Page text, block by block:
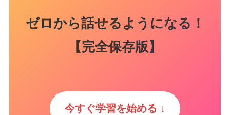
ゼロから話せるようになる！
【完全保存版】
今すぐ学習を始める ↓